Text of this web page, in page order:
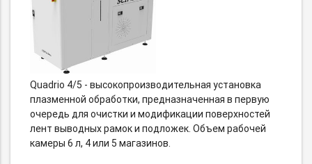
Quadrio 4/5 - высокопроизводительная установка
плазменной обработки, предназначенная в первую
очередь для очистки и модификации поверхностей
лент выводных рамок и подложек. Объем рабочей
камеры 6 л, 4 или 5 магазинов.